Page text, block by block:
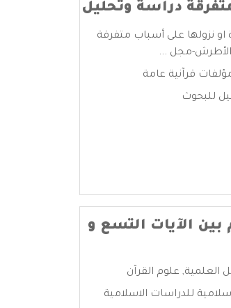
دراسة وتحليل
او نزولها على أسباب متفرقة
مجل ...
قرآنية عامة
للبحوث
الآيات التسع و
العلمية, علوم القرآن
للدراسات الاسلامية